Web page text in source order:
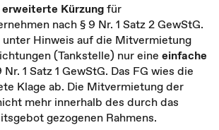
erweiterte Kürzungfür
nach § 9 Nr. 1 Satz 2 GewStG.
unter Hinweis auf die Mitvermietung
(Tankstelle) nur eine einfache
Nr. 1 Satz 1 GewStG. Das FG wies die
Klage ab. Die Mitvermietung der
mehr innerhalb des durch das
gezogenen Rahmens.